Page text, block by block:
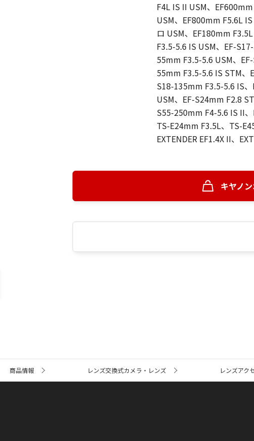
F4L IS II USM、
USM、EF800mm F5.6L
ロ USM、EF180mm
F3.5-5.6 IS USM、EF-
55mm F3.5-5.6 USM、
55mm F3.5-5.6 IS STM、
S18-135mm F3.5-5.6 IS
USM、EF-S24mm F2.8
S55-250mm F4-5.6 IS II
TS-E24mm F3.5L、TS-
EXTENDER EF1.4X II、
キヤノ
商品情報 レンズ交換式カメラ・レンズ レンズアク